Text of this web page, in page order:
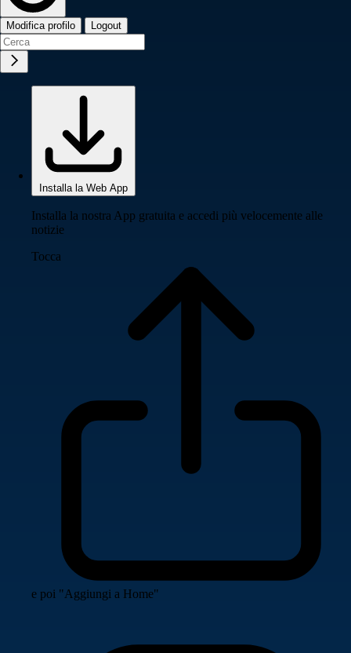
Modifica profilo Logout
Installa la Web App
Installa la nostra App gratuita e accedi più velocemente alle
notizie
Tocca
e poi "Aggiungi a Home"